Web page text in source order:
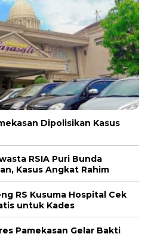
Dipolisikan Kasus
RSIA Puri Bunda
Kasus Angkat Rahim
RS Kusuma Hospital Cek
untuk Kades
Pamekasan Gelar Bakti